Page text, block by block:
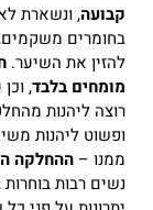
קבועה, ונשארת
בחומרים
להזין את השיער.
מומחים בלבד,
רוצה ליהנות
ופשוט ליהנות
ממנו –ההחלקה
נשים רבות